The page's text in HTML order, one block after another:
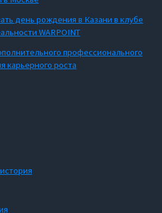
день рождения в Казани в клубе
WARPOINT
профессионального
карьерного роста